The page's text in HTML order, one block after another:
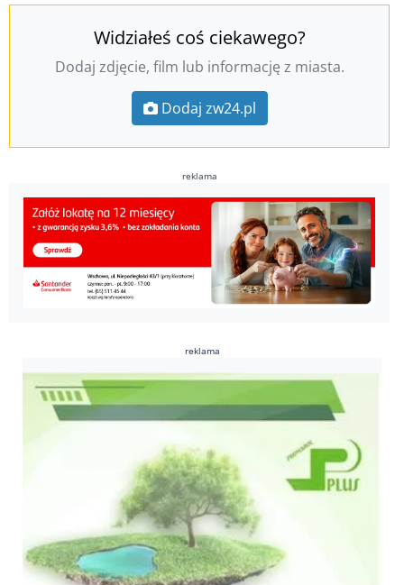
Widziałeś coś ciekawego?
Dodaj zdjęcie, film lub informację z miasta.
Dodaj zw24.pl
reklama
reklama